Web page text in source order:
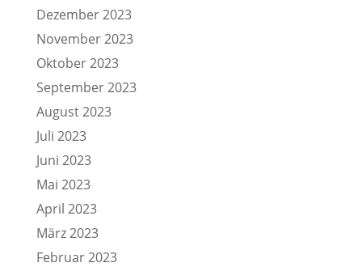
Dezember 2023
November 2023
Oktober 2023
September 2023
August 2023
Juli 2023
Juni 2023
Mai 2023
April 2023
März 2023
Februar 2023